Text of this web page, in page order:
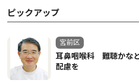
ピックアップ
宮前区
耳鼻咽喉科 難聴かな
配慮を